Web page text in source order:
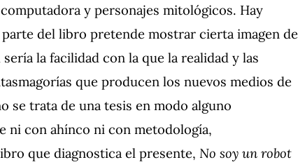
y personajes mitológicos. Hay
del libro pretende mostrar cierta imagen de
la facilidad con la que la realidad y las
que producen los nuevos medios de
se trata de una tesis en modo alguno
ni con ahínco ni con metodología,
que diagnostica el presente, No soy un robot